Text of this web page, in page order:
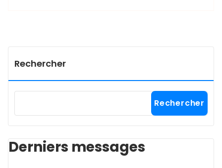
Rechercher
Rechercher
Derniers messages